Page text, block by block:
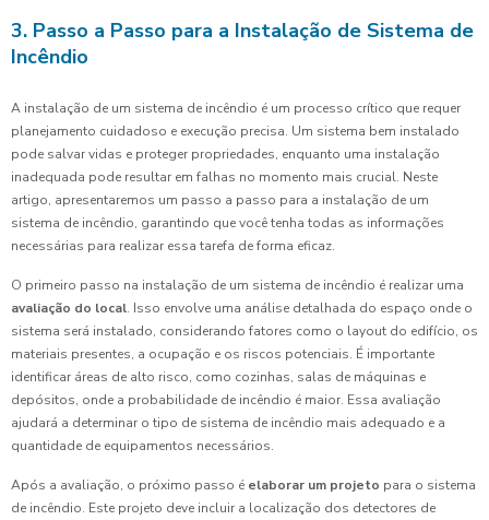
3. Passo a Passo para a Instalação de Sistema de
Incêndio
A instalação de um sistema de incêndio é um processo crítico que requer
planejamento cuidadoso e execução precisa. Um sistema bem instalado
pode salvar vidas e proteger propriedades, enquanto uma instalação
inadequada pode resultar em falhas no momento mais crucial. Neste
artigo, apresentaremos um passo a passo para a instalação de um
sistema de incêndio, garantindo que você tenha todas as informações
necessárias para realizar essa tarefa de forma eficaz.
O primeiro passo na instalação de um sistema de incêndio é realizar uma
avaliação do local. Isso envolve uma análise detalhada do espaço onde o
sistema será instalado, considerando fatores como o layout do edifício, os
materiais presentes, a ocupação e os riscos potenciais. É importante
identificar áreas de alto risco, como cozinhas, salas de máquinas e
depósitos, onde a probabilidade de incêndio é maior. Essa avaliação
ajudará a determinar o tipo de sistema de incêndio mais adequado e a
quantidade de equipamentos necessários.
Após a avaliação, o próximo passo é elaborar um projeto para o sistema
de incêndio. Este projeto deve incluir a localização dos detectores de